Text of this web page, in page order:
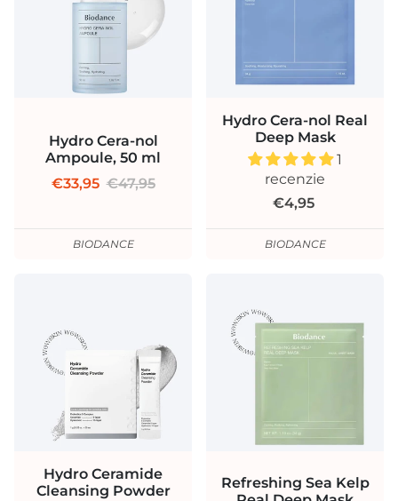
Hydro Cera-nol
Ampoule, 50 ml
€33,95 €47,95
BIODANCE
Hydro Cera-nol Real
Deep Mask
1
recenzie
€4,95
BIODANCE
Hydro Ceramide
Cleansing Powder
Refreshing Sea Kelp